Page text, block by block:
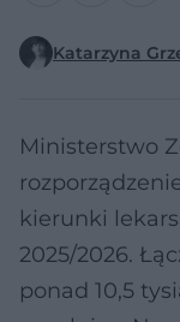
Katarzyna
Ministerstwo
kierunki
2025/2026.
ponad 10,5